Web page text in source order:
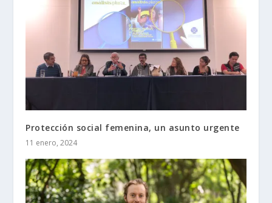
Protección social femenina, un asunto urgente
11 enero, 2024